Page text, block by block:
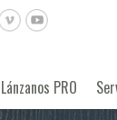
Lánzanos PRO